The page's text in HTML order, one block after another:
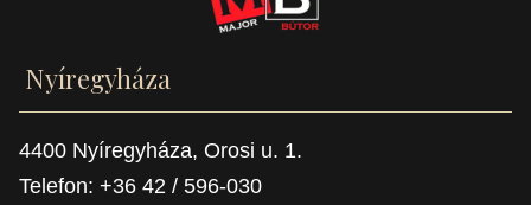
Nyíregyháza
4400 Nyíregyháza, Orosi u. 1.
Telefon: +36 42 / 596-030